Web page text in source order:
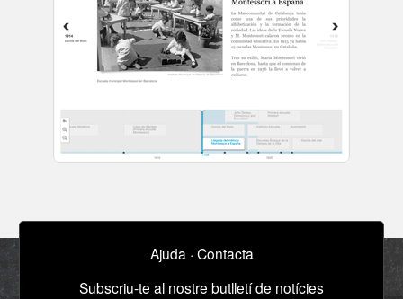
Ajuda · Contacta
Subscriu-te al nostre butlletí de notícies